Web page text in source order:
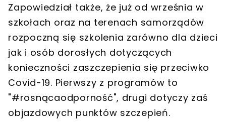
Zapowiedział także, że już od września w
szkołach oraz na terenach samorządów
rozpoczną się szkolenia zarówno dla dzieci
jak i osób dorosłych dotyczących
konieczności zaszczepienia się przeciwko
Covid-19. Pierwszy z programów to
"#rosnącaodporność", drugi dotyczy zaś
objazdowych punktów szczepień.